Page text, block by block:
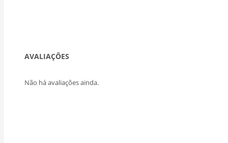
AVALIAÇÕES
Não há avaliações ainda.